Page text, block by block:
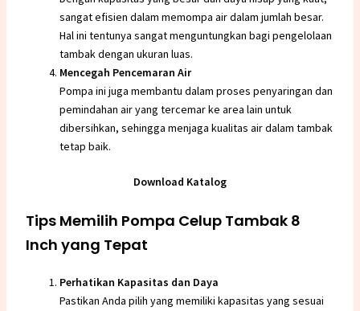
sangat efisien dalam memompa air dalam jumlah besar.
Hal ini tentunya sangat menguntungkan bagi pengelolaan
tambak dengan ukuran luas.
Mencegah Pencemaran Air
Pompa ini juga membantu dalam proses penyaringan dan
pemindahan air yang tercemar ke area lain untuk
dibersihkan, sehingga menjaga kualitas air dalam tambak
tetap baik.
Download Katalog
Tips Memilih Pompa Celup Tambak 8
Inch yang Tepat
Perhatikan Kapasitas dan Daya
Pastikan Anda pilih yang memiliki kapasitas yang sesuai